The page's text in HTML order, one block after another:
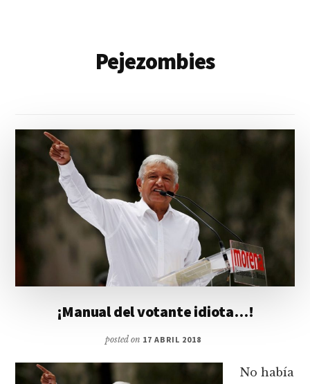
Pejezombies
¡Manual del votante idiota…!
posted on 17 ABRIL 2018
No había